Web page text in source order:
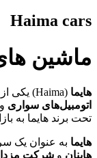
Haima cars
ماشین
هایما (Haima) یکی از شرکت‌های تابعه
اتومبیل‌های سواری و
تحت برند هایما به
هایما به عنوان یک
هاینان و شرکت مزدا